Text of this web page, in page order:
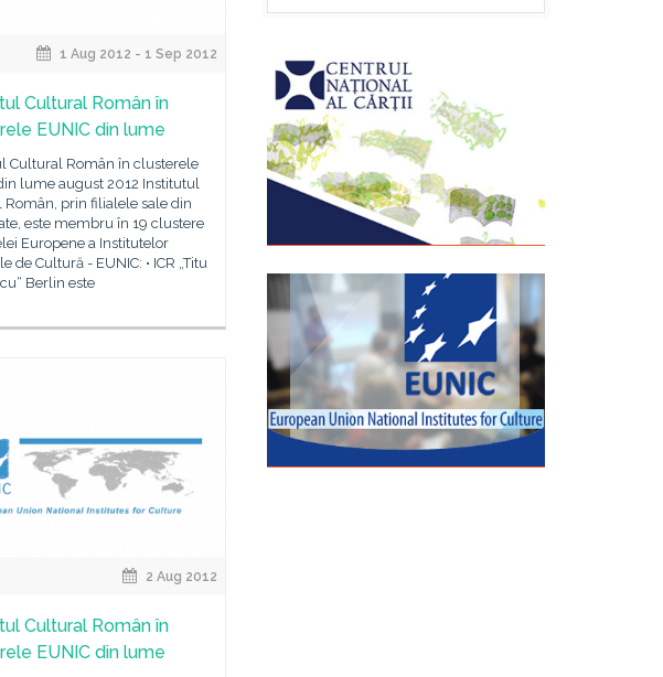
1 Aug 2012 - 1 Sep 2012
Cultural Român în
EUNIC din lume
Cultural Român în clusterele
lume august 2012 Institutul
Român, prin filialele sale din
este membru în 19 clustere
Europene a Institutelor
de Cultură - EUNIC: • ICR „Titu
Berlin este
2 Aug 2012
Cultural Român în
EUNIC din lume